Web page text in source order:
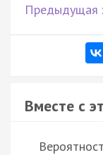
Предыдущая
Вместе с